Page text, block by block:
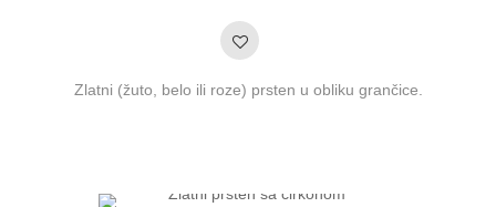
Zlatni (žuto, belo ili roze) prsten u obliku grančice.